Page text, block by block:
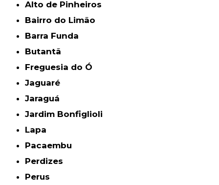
Alto de Pinheiros
Bairro do Limão
Barra Funda
Butantã
Freguesia do Ó
Jaguaré
Jaraguá
Jardim Bonfiglioli
Lapa
Pacaembu
Perdizes
Perus